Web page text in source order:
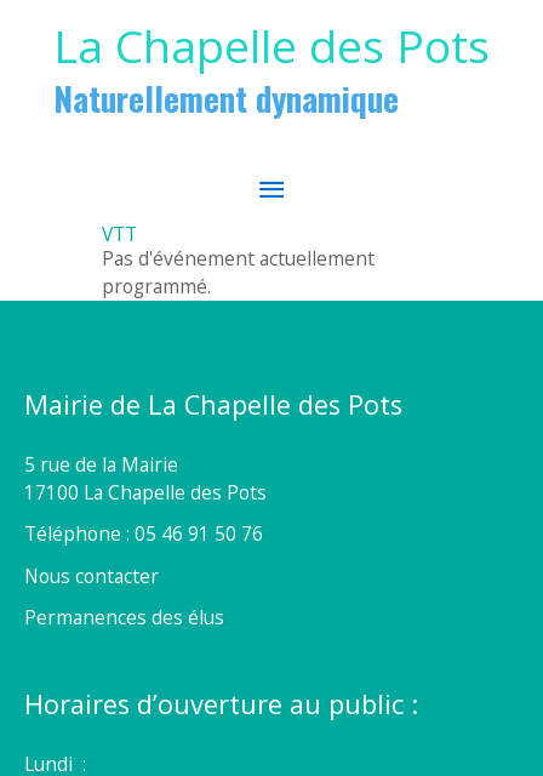
La Chapelle des Pots
Naturellement dynamique
MENU
PRINCIPAL
VTT
Pas d'événement actuellement
programmé.
Mairie de La Chapelle des Pots
5 rue de la Mairie
17100 La Chapelle des Pots
Téléphone : 05 46 91 50 76
Nous contacter
Permanences des élus
Horaires d’ouverture au public :
Lundi :